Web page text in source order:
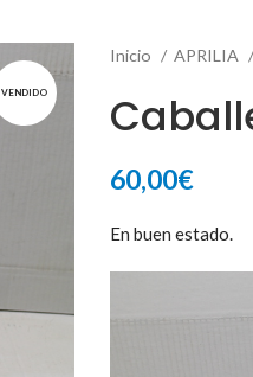
VENDIDO
Inicio APRILIA
60,00€
En buen estado.